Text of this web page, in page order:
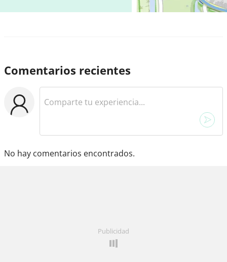
Comentarios recientes
No hay comentarios encontrados.
Publicidad